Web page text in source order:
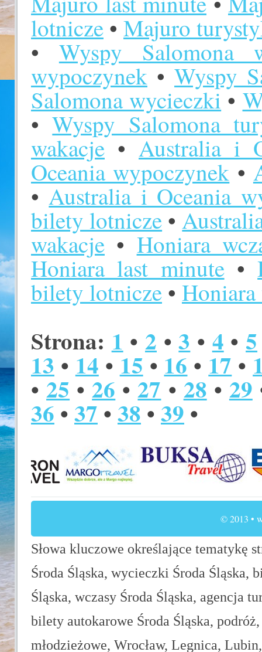
lotnicze • Majuro
• Wyspy Salomona
wypoczynek • Wyspy
Salomona wycieczki•
•Wyspy Salomona
wakacje• Australia i
Oceania wypoczynek •
•Australia i Oceania
bilety lotnicze •
wakacje • Honiara
Honiara last minute•
bilety lotnicze •
Strona: 1 •2 •3 • 4 • 5
13 • 14 • 15 • 16 • 17 •
•25 •26 •27 • 28 • 29
36 •37 •38 •39 •
© 2013 •
Słowa kluczowe określające tematykę
Środa Śląska, wycieczki Środa Śląska,
Śląska, wczasy Środa Śląska, agencja
bilety autokarowe Środa Śląska,
młodzieżowe, Wrocław, Legnica,